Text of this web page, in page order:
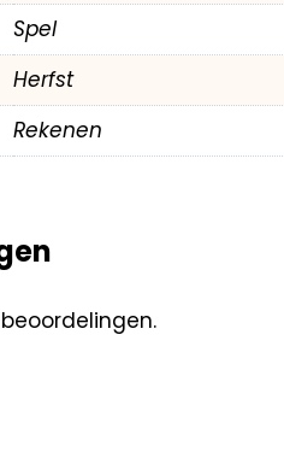
Spel
Herfst
Rekenen